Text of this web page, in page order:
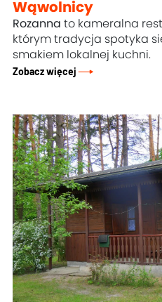
Wąwolnicy
Rozanna to kameralna
którym tradycja spotyka
smakiem lokalnej kuchni.
Zobacz więcej